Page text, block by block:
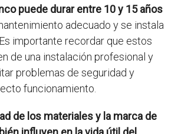
puede durar entre 10 y 15 años
adecuado y se instala
importante recordar que estos
de una instalación profesional y
problemas de seguridad y
funcionamiento.
de los materiales y la marca de